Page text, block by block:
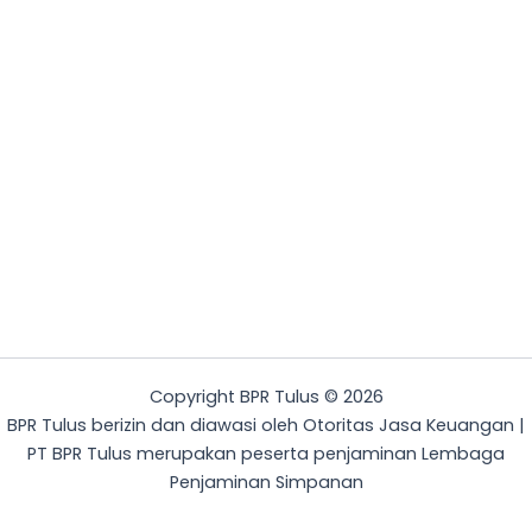
Copyright BPR Tulus © 2026
BPR Tulus berizin dan diawasi oleh Otoritas Jasa Keuangan |
PT BPR Tulus merupakan peserta penjaminan Lembaga
Penjaminan Simpanan